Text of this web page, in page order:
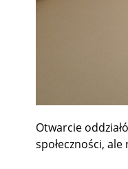
Otwarcie
społeczności, ale